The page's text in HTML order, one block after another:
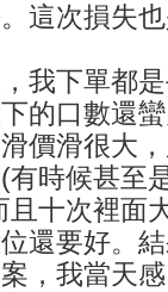
這次損失
我下單都
的口數還
價滑很大
時候甚至
十次裡面
還要好。
，我當天